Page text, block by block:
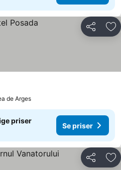
Del
de Arges
priser
Se priser
Del